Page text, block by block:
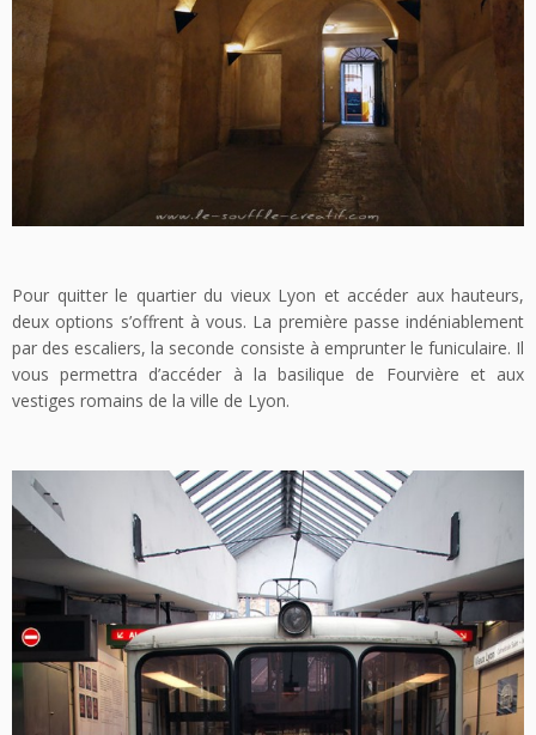
Pour quitter le quartier du vieux Lyon et accéder aux hauteurs,
deux options s’offrent à vous. La première passe indéniablement
par des escaliers, la seconde consiste à emprunter le funiculaire. Il
vous permettra d’accéder à la basilique de Fourvière et aux
vestiges romains de la ville de Lyon.